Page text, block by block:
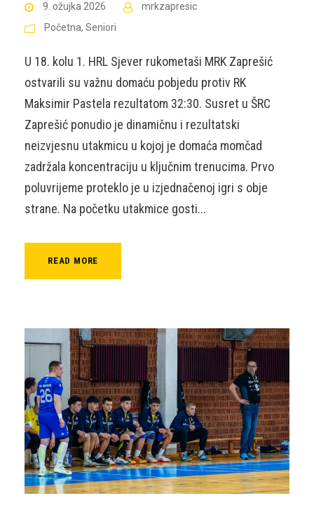
9. ožujka 2026
mrkzapresic
Početna, Seniori
U 18. kolu 1. HRL Sjever rukometaši MRK Zaprešić
ostvarili su važnu domaću pobjedu protiv RK
Maksimir Pastela rezultatom 32:30. Susret u ŠRC
Zaprešić ponudio je dinamičnu i rezultatski
neizvjesnu utakmicu u kojoj je domaća momčad
zadržala koncentraciju u ključnim trenucima. Prvo
poluvrijeme proteklo je u izjednačenoj igri s obje
strane. Na početku utakmice gosti...
READ MORE